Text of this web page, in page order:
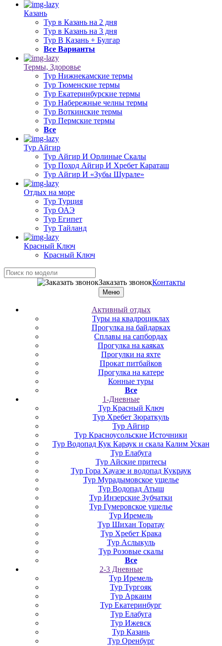
Казань
Тур в Казань на 2 дня
Тур в Казань на 3 дня
Тур В Казань + Булгар
Все Варианты
Термы, Здоровье
Тур Нижнекамские термы
Тур Тюменские термы
Тур Екатеринбурские термы
Тур Набережные челны термы
Тур Воткинские термы
Тур Пермские термы
Все
Тур Айгир
Тур Айгир И Орлиные Скалы
Тур Поход Айгир И Хребет Караташ
Тур Айгир И «Зубы Шурале»
Отдых на море
Тур Турция
Тур ОАЭ
Тур Египет
Тур Тайланд
Красный Ключ
Красный Ключ
Заказать звонокКонтакты
Меню
Активный отдых
Туры на квадроциклах
Прогулка на байдарках
Сплавы на сапбордах
Прогулка на каяках
Прогулки на яхте
Прокат питбайков
Прогулка на катере
Конные туры
Все
1-Дневные
Тур Красный Ключ
Тур Хребет Зюраткуль
Тур Айгир
Тур Красноусольские Источники
Тур Водопад Кук Караук и скала Калим Ускан
Тур Елабуга
Тур Айские притесы
Тур Гора Хауазе и водопад Кукраук
Тур Мурадымовское ущелье
Тур Водопад Атыш
Тур Инзерские Зубчатки
Тур Гумеровское ущелье
Тур Иремель
Тур Шихан Торатау
Тур Хребет Крака
Тур Аслыкуль
Тур Розовые скалы
Все
2-3 Дневные
Тур Иремель
Тур Тургояк
Тур Аркаим
Тур Екатеринбург
Тур Елабуга
Тур Ижевск
Тур Казань
Тур Оренбург